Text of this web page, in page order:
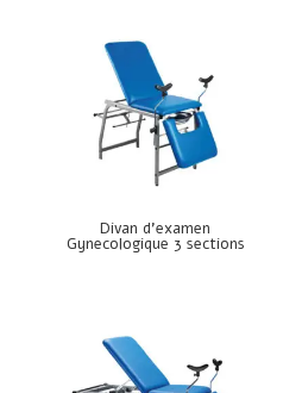
Divan d’examen
Gynecologique 3 sections